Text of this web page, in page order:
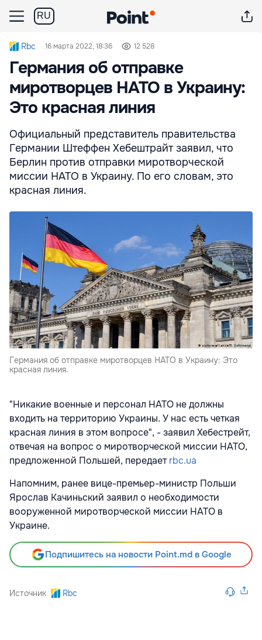
RU
Rbc 16 марта 2022, 18:36 12 528
Германия об отправке
миротворцев НАТО в Украину:
Это красная линия
Официальный представитель правительства
Германии Штеффен Хебештрайт заявил, что
Берлин против отправки миротворческой
миссии НАТО в Украину. По его словам, это
красная линия.
Германия об отправке миротворцев НАТО в Украину: Это
красная линия.
"Никакие военные и персонал НАТО не должны
входить на территорию Украины. У нас есть четкая
красная линия в этом вопросе", - заявил Хебестрейт,
отвечая на вопрос о миротворческой миссии НАТО,
предложенной Польшей, передаетrbc.ua
Напомним, ранее вице-премьер-министр Польши
Ярослав Качиньский заявил о необходимости
вооруженной миротворческой миссии НАТО в
Украине.
Подпишитесь на новости Point.md в Google
Источник Rbc